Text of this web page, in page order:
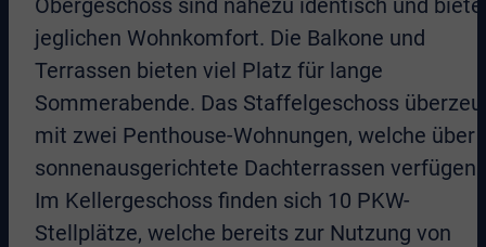
jeglichen Wohnkomfort. Die Balkone und
Terrassen bieten viel Platz für lange
Sommerabende. Das Staffelgeschoss
mit zwei Penthouse-Wohnungen, welche über
sonnenausgerichtete Dachterrassen verfügen.
Im Kellergeschoss finden sich 10 PKW-
Stellplätze, welche bereits zur Nutzung von